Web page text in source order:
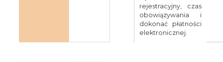
rejestracyjny, czas
obowiązywania i
dokonać płatności
elektronicznej.